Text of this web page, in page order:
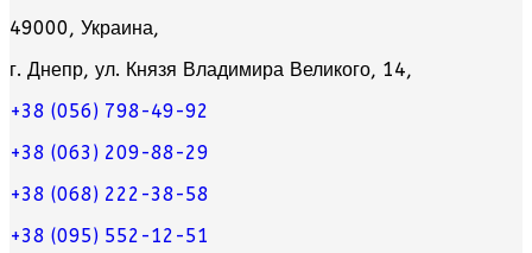
49000, Украина,
г. Днепр, ул. Князя Владимира Великого, 14,
+38 (056) 798-49-92
+38 (063) 209-88-29
+38 (068) 222-38-58
+38 (095) 552-12-51